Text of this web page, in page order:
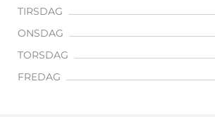
TIRSDAG
ONSDAG
TORSDAG
FREDAG